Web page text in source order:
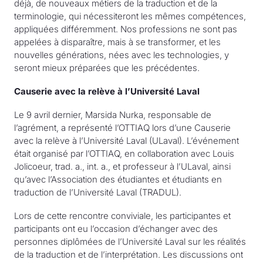
déjà, de nouveaux métiers de la traduction et de la
terminologie, qui nécessiteront les mêmes compétences,
appliquées différemment. Nos professions ne sont pas
appelées à disparaître, mais à se transformer, et les
nouvelles générations, nées avec les technologies, y
seront mieux préparées que les précédentes.
Causerie avec la relève à l’Université Laval
Le 9 avril dernier, Marsida Nurka, responsable de
l’agrément, a représenté l’OTTIAQ lors d’une Causerie
avec la relève à l’Université Laval (ULaval). L’événement
était organisé par l’OTTIAQ, en collaboration avec Louis
Jolicoeur, trad. a., int. a., et professeur à l’ULaval, ainsi
qu’avec l’Association des étudiantes et étudiants en
traduction de l’Université Laval (TRADUL).
Lors de cette rencontre conviviale, les participantes et
participants ont eu l’occasion d’échanger avec des
personnes diplômées de l’Université Laval sur les réalités
de la traduction et de l’interprétation. Les discussions ont